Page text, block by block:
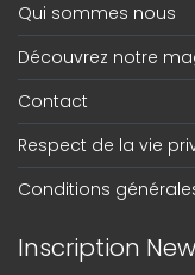
Qui sommes nous
Découvrez notre
Contact
Respect de la vie
Conditions
Inscription